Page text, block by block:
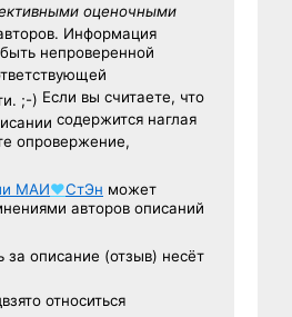
оценочными
Информация
непроверенной
;-) Если вы считаете, что
содержится наглая
опровержение,
МАИ♥СтЭн может
авторов описаний
за описание (отзыв) несёт
относиться